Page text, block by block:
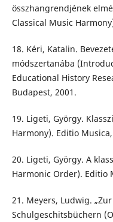
összhangrendjének
Classical Music
18. Kéri, Katalin.
módszertanába
Educational History
Budapest, 2001.
19. Ligeti, György.
Harmony). Editio
20. Ligeti, György. A
Harmonic Order). Editio
21. Meyers, Ludwig.
Schulgeschitsbüchern